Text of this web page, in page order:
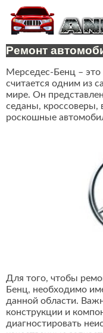
Ремонт
Мерседес-Бенц –
считается одним из
мире. Он
седаны, кроссоверы,
роскошные
Для того, чтобы
Бенц, необходимо
данной области.
конструкции и
диагностировать